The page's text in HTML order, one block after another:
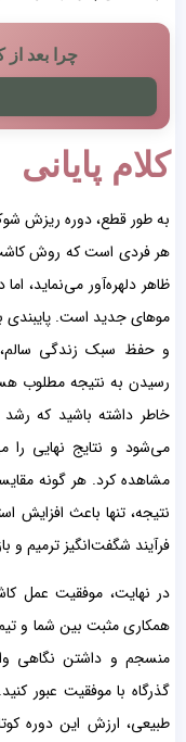
چرا بعد
کلام پایانی
به طور قطع، دوره ریزش
هر فردی است که روش کاشت
ظاهر دلهره‌آور می‌نماید،
موهای جدید است. پایبندی
و حفظ سبک زندگی سالم،
رسیدن به نتیجه مطلوب
خاطر داشته باشید که
مشاهده کرد. هر گونه
نتیجه، تنها باعث
فرآیند شگفت‌انگیز ترمیم و
در نهایت، موفقیت عمل
همکاری مثبت بین شما و
منسجم و داشتن نگاهی
گذرگاه با موفقیت عبور
طبیعی، ارزش این دوره